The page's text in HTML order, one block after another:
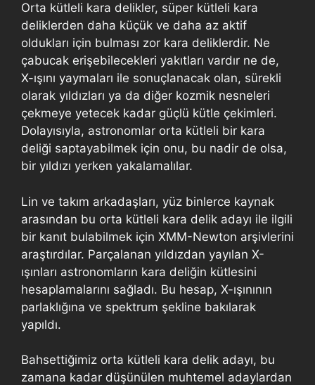
Orta kütleli kara delikler, süper kütleli kara
deliklerden daha küçük ve daha az aktif
oldukları için bulması zor kara deliklerdir. Ne
çabucak erişebilecekleri yakıtları vardır ne de,
X-ışını yaymaları ile sonuçlanacak olan, sürekli
olarak yıldızları ya da diğer kozmik nesneleri
çekmeye yetecek kadar güçlü kütle çekimleri.
Dolayısıyla, astronomlar orta kütleli bir kara
deliği saptayabilmek için onu, bu nadir de olsa,
bir yıldızı yerken yakalamalılar.
Lin ve takım arkadaşları, yüz binlerce kaynak
arasından bu orta kütleli kara delik adayı ile ilgili
bir kanıt bulabilmek için XMM-Newton arşivlerini
araştırdılar. Parçalanan yıldızdan yayılan X-
ışınları astronomların kara deliğin kütlesini
hesaplamalarını sağladı. Bu hesap, X-ışınının
parlaklığına ve spektrum şekline bakılarak
yapıldı.
Bahsettiğimiz orta kütleli kara delik adayı, bu
zamana kadar düşünülen muhtemel adaylardan